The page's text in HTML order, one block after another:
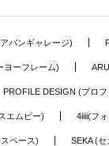
バンギャレージ)
ヨーフレーム)
PROFILE DESIGN (プロ
エムピー) 4iiii(フ
ペース) SEKA (セ